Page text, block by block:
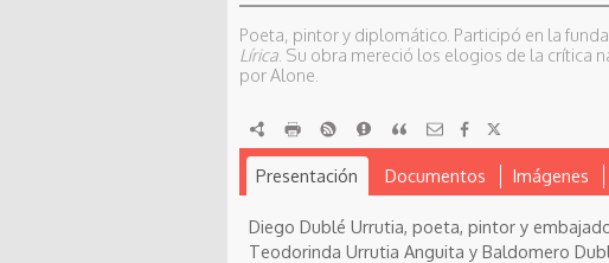
Poeta, pintor y diplomático. Participó en la
Lírica. Su obra mereció los elogios de la crítica
por Alone.
RDF imprimirRSS ReportarCitar
Presentación Documentos Imágenes
Diego Dublé Urrutia, poeta, pintor y
Teodorinda Urrutia Anguita y Baldomero